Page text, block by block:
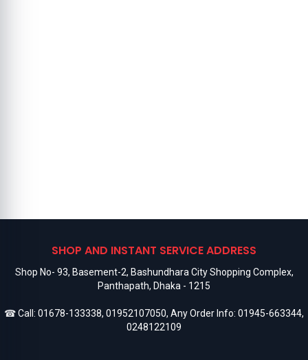
SHOP AND INSTANT SERVICE ADDRESS
Shop No- 93, Basement-2, Bashundhara City Shopping Complex,
Panthapath, Dhaka - 1215
☎ Call: 01678-133338, 01952107050, Any Order Info: 01945-663344,
0248122109